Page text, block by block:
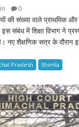
0
की संख्या वाले प्राथमिक
संबंध में शिक्षा विभाग ने
नए शैक्षणिक सत्र के दौरान
Pradesh Shimla